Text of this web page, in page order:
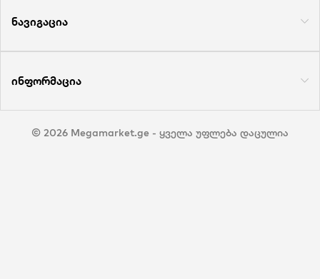
ნავიგაცია
ინფორმაცია
© 2026 Megamarket.ge - ყველა უფლება დაცულია